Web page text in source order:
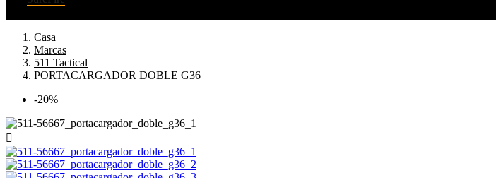
Casa
Marcas
511 Tactical
PORTACARGADOR DOBLE G36
-20%
